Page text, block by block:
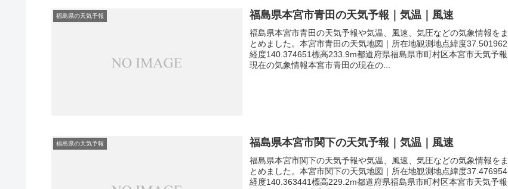
福島県の天気予報 福島県本宮市青田の天気予報｜気温｜風速
福島県本宮市青田の天気予報や気温、風速、気圧などの気象情報をま
とめました。本宮市青田の天気地図｜所在地観測地点緯度37.501962
経度140.374651標高233.9m都道府県福島県市町村区本宮市天気予報
現在の気象情報本宮市青田の現在の...
福島県の天気予報 福島県本宮市関下の天気予報｜気温｜風速
福島県本宮市関下の天気予報や気温、風速、気圧などの気象情報をま
とめました。本宮市関下の天気地図｜所在地観測地点緯度37.476954
経度140.363441標高229.2m都道府県福島県市町村区本宮市天気予報